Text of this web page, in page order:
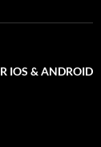
IOS & ANDROID